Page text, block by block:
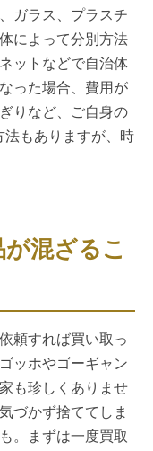
ガラス、プラスチ
によって分別方法
ットなどで自治体
った場合、費用が
りなど、ご自身の
法もありますが、時
混ざるこ
頼すれば買い取っ
ッホやゴーギャン
も珍しくありませ
づかず捨ててしま
。まずは一度買取